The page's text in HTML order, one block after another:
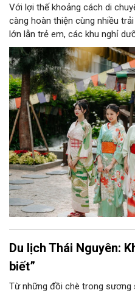
Với lợi thế khoảng cách di
càng hoàn thiện cùng nhiều
lớn lẫn trẻ em, các khu nghỉ
lựa chọn hàng đầu của nhiều
nay. Lynntimes Thanh Thủy là
thế.
Du lịch Thái Nguyên:
biết”
Từ những đồi chè trong